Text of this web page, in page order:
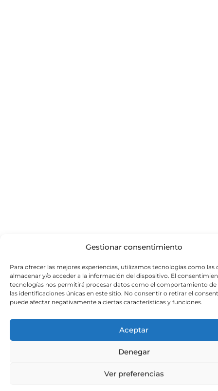
Gestionar consentimiento
Para ofrecer las mejores experiencias, utilizamos tecnologías como las
almacenar y/o acceder a la información del dispositivo. El
tecnologías nos permitirá procesar datos como el comportamiento de
las identificaciones únicas en este sitio. No consentir o retirar el
puede afectar negativamente a ciertas características y funciones.
Aceptar
Denegar
Ver preferencias